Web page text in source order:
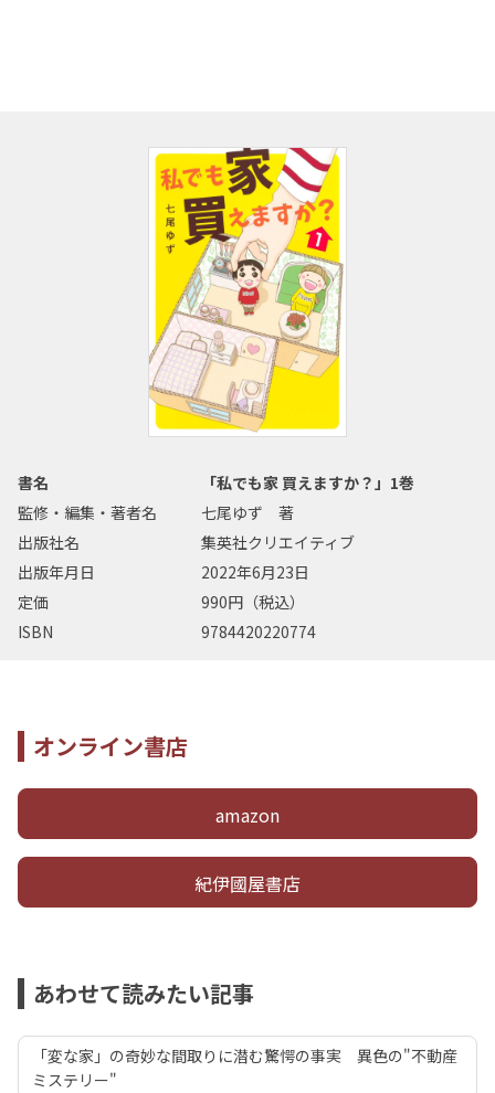
書名
「私でも家 買えますか？」1巻
監修・編集・著者名
七尾ゆず 著
出版社名
集英社クリエイティブ
出版年月日
2022年6月23日
定価
990円（税込）
ISBN
9784420220774
オンライン書店
amazon
紀伊國屋書店
あわせて読みたい記事
「変な家」の奇妙な間取りに潜む驚愕の事実 異色の"不動産
ミステリー"